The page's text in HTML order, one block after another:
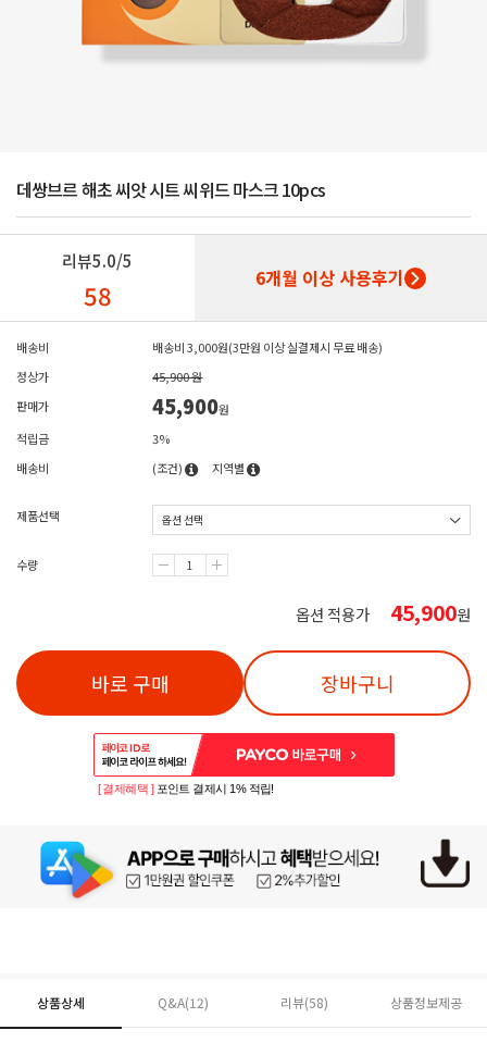
데쌍브르 해초 씨앗 시트 씨위드 마스크 10pcs
리뷰5.0/5
58 6개월 이상 사용후기
배송비
배송비 3,000원(3만원 이상 실결제시 무료 배송)
정상가
45,900 원
판매가
45,900원
적립금
3%
배송비
(조건) 지역별
제품선택
수량
옵션 적용가 45,900원
바로 구매 장바구니
[ 결제혜택 ] 포인트 결제시 1% 적립!
상품상세 Q&A(12) 리뷰(58) 상품정보제공